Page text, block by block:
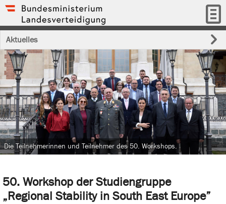
Aktuelles
50. Workshop der Studiengruppe
„Regional Stability in South East Europe”
Die Teilnehmerinnen und Teilnehmer des 50. Workshops.